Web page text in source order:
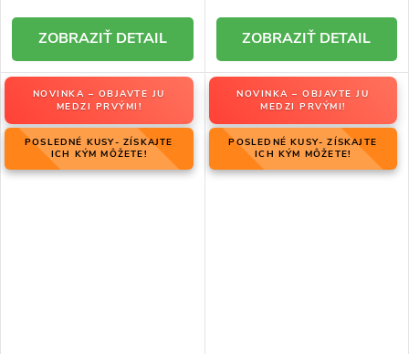
DETAIL DETAIL
NOVINKA – OBJAVTE JU
MEDZI PRVÝMI!
POSLEDNÉ KUSY- ZÍSKAJTE
ICH KÝM MÔŽETE!
NOVINKA – OBJAVTE JU
MEDZI PRVÝMI!
POSLEDNÉ KUSY- ZÍSKAJTE
ICH KÝM MÔŽETE!